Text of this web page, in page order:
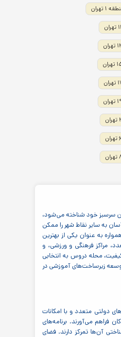
درختان سرسبز خود شناخته می‌شود،
به سایر نقاط شهر را ممکن
به عنوان یکی از بهترین
مراکز فرهنگی و ورزشی، و
محله دروس به انتخابی
تبدیل شده است که اولویت اصلی خود را بر آموزش و سلامت فرزندانشان قرار داده‌اند. تمرکز شهرداری منطقه ۳ بر توسعه زیرساخت‌های آموزشی در
دولتی متعدد و با امکانات
فراهم می‌آورند. برنامه‌های
آن‌ها تمرکز دارند. فضای